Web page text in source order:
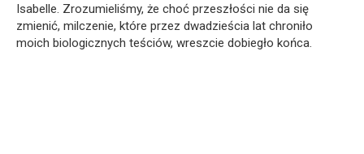
Isabelle. Zrozumieliśmy, że choć przeszłości nie da się
zmienić, milczenie, które przez dwadzieścia lat chroniło
moich biologicznych teściów, wreszcie dobiegło końca.